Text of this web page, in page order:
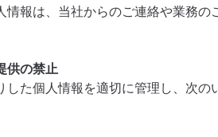
情報は、当社からのご連絡や業務
供の禁止
した個人情報を適切に管理し、次